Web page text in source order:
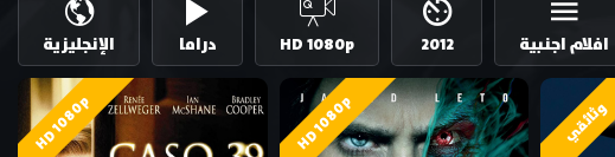
افلام اجنبية 2012
HD 1080p دراما الإنجليزية
وثائقي HD 1080p
HD 1080p